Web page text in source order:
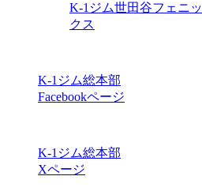
K-1ジム世田谷フェニッ
クス
K-1ジム総本部
Facebookページ
K-1ジム総本部
Xページ